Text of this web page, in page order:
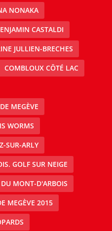
NONAKA
CASTALDI
JULLIEN-BRECHES
COMBLOUX CÔTÉ LAC
MEGÈVE
WORMS
SUR-ARLY
GOLF SUR NEIGE
MONT-D'ARBOIS
MEGÈVE 2015